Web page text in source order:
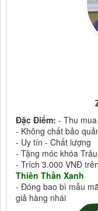
Đặc Điểm: - Thu
- Không chất bảo
- Uy tín - Chất lượng
- Tặng móc khóa
- Trích 3.000 VNĐ
Thiên Thần Xanh
- Đóng bao bì mẫu
giả hàng nhái